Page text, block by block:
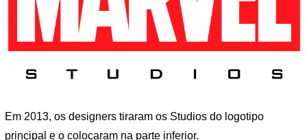
Em 2013, os designers tiraram os Studios do logotipo
principal e o colocaram na parte inferior.